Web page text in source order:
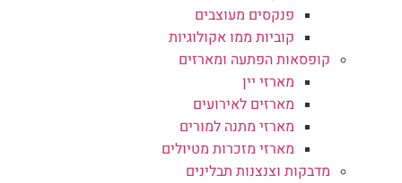
פנקסים מעוצבים
קוביות ממו אקולוגיות
קופסאות הפתעה ומארזים
מארזי יין
מארזים לאירועים
מארזי מתנה למורים
מארזי מזכרות מטיולים
מדבקות וצנצנות תבלינים